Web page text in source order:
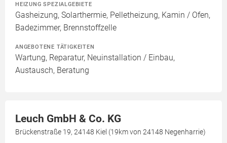
HEIZUNG SPEZIALGEBIETE
Gasheizung, Solarthermie, Pelletheizung, Kamin / Ofen,
Badezimmer, Brennstoffzelle
ANGEBOTENE TÄTIGKEITEN
Wartung, Reparatur, Neuinstallation / Einbau,
Austausch, Beratung
Leuch GmbH & Co. KG
Brückenstraße 19, 24148 Kiel (19km von 24148 Negenharrie)